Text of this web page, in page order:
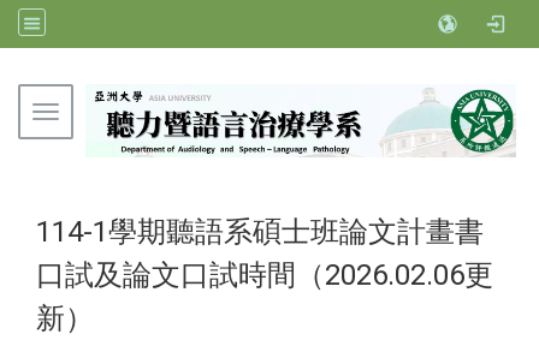
Toggle navigation
114-1學期聽語系碩士班論文計畫書
口試及論文口試時間（2026.02.06更
新）